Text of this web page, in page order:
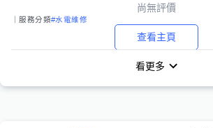
尚無評價
｜服務分類#水電維修
查看主頁
看更多